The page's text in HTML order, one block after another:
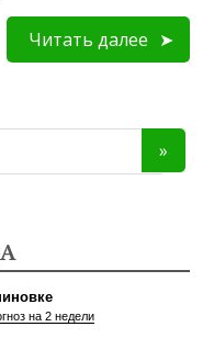
Читать далее
на 2 недели